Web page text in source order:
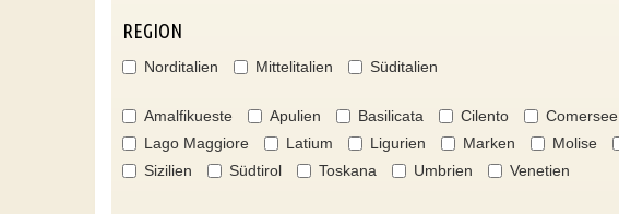
REGION
Norditalien Mittelitalien Süditalien
Amalfikueste Apulien Basilicata Cilento Comersee
Lago Maggiore
Latium Ligurien Marken Molise
Sizilien
Südtirol Toskana Umbrien Venetien